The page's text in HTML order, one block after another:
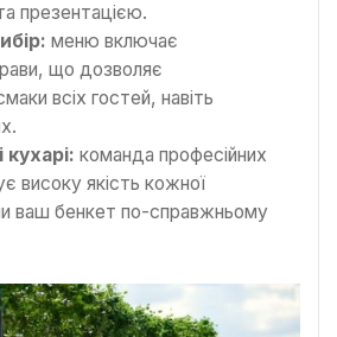
презентацією.
меню включає
що дозволяє
всіх гостей, навіть
кухарі: команда професійних
високу якість кожної
ваш бенкет по-справжньому